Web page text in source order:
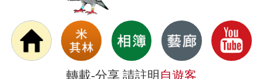
轉載-分享 請註明 自遊客